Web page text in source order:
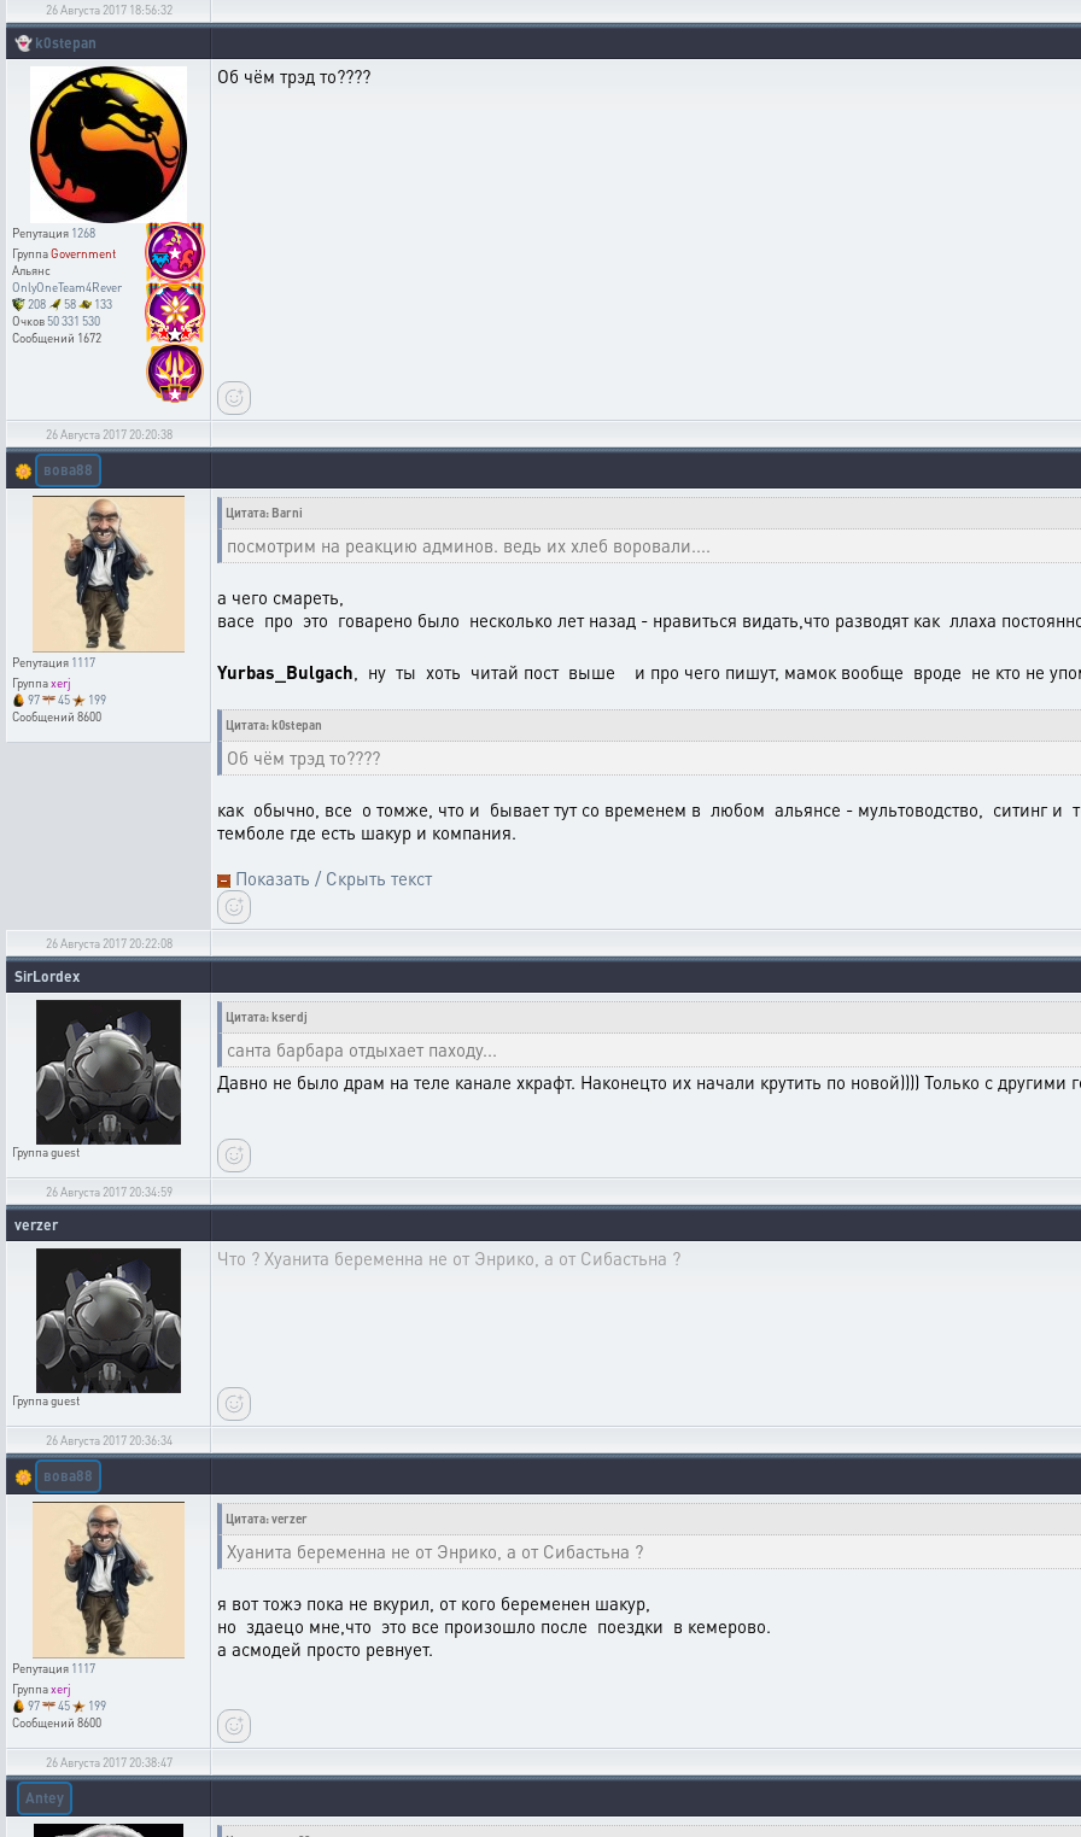
26 Августа 2017 18:56:32
👻 k0stepan
Репутация 1268
ГруппаGovernment
Альянс
OnlyOneTeam4Rever
208
58
133
Очков 50 331 530
Сообщений 1672
Об чём трэд то????
26 Августа 2017 20:20:38
🌼 вова88
Репутация 1117
Группаxerj
97
45
199
Сообщений 8600
Цитата: Barni
посмотрим на реакцию админов. ведь их хлеб воровали....
а чего смареть,
васе про это говарено было несколько лет назад - нравиться видать,что разводят как ллаха
Yurbas_Bulgach, ну ты хоть читай пост выше и про чего пишут, мамок вообще вроде не кто не
Цитата: k0stepan
Об чём трэд то????
как обычно, все о томже, что и бывает тут со временем в любом альянсе - мультоводство, ситинг и
темболе где есть шакур и компания.
Показать / Скрыть текст
26 Августа 2017 20:22:08
SirLordex
Группаguest
Цитата: kserdj
санта барбара отдыхает паходу...
Давно не было драм на теле канале хкрафт. Наконецто их начали крутить по новой)))) Только с другими
26 Августа 2017 20:34:59
verzer
Группаguest
Что ? Хуанита беременна не от Энрико, а от Сибастьна ?
26 Августа 2017 20:36:34
🌼 вова88
Репутация 1117
Группаxerj
97
45
199
Сообщений 8600
Цитата: verzer
Хуанита беременна не от Энрико, а от Сибастьна ?
я вот тожэ пока не вкурил, от кого беременен шакур,
но здаецо мне,что это все произошло после поездки в кемерово.
а асмодей просто ревнует.
26 Августа 2017 20:38:47
Antey